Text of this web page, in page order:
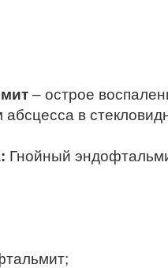
– острое
абсцесса в
Гнойный